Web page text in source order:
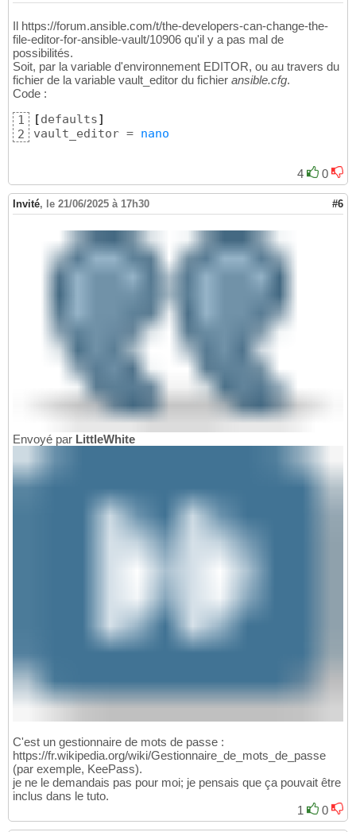
Il https://forum.ansible.com/t/the-developers-can-change-the-
file-editor-for-ansible-vault/10906 qu'il y a pas mal de
possibilités.
Soit, par la variable d'environnement EDITOR, ou au travers du
fichier de la variable vault_editor du fichier ansible.cfg.
Code :
1
2
[defaults]
vault_editor = nano
4 0
Invité, le 21/06/2025 à 17h30 #6
Envoyé par LittleWhite
C'est un gestionnaire de mots de passe :
https://fr.wikipedia.org/wiki/Gestionnaire_de_mots_de_passe
(par exemple, KeePass).
je ne le demandais pas pour moi; je pensais que ça pouvait être
inclus dans le tuto.
1
0